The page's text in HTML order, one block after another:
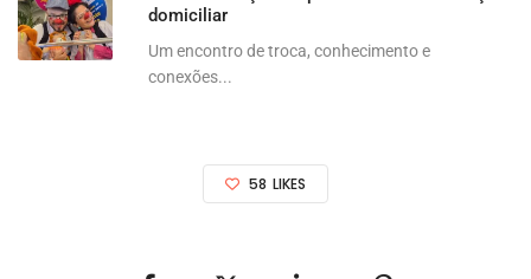
domiciliar
Um encontro de troca, conhecimento e
conexões...
58 LIKES